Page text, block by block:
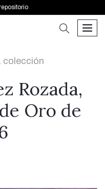
buscar
colección
Rozada,
Oro de